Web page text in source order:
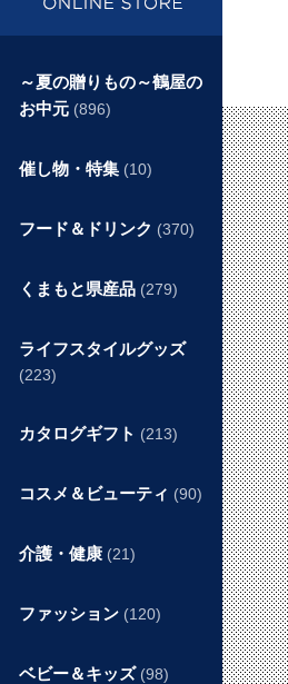
～夏の贈りもの～鶴屋の
お中元 (896)
催し物・特集 (10)
フード＆ドリンク (370)
くまもと県産品 (279)
ライフスタイルグッズ
(223)
カタログギフト (213)
コスメ＆ビューティ (90)
介護・健康 (21)
ファッション (120)
ベビー＆キッズ (98)